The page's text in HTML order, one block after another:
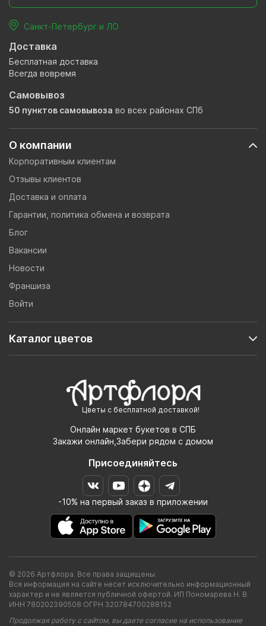
Цветы с бесплатной доставкой!
Онлайн маркет букетов в СПБ
Закажи онлайн,Забери рядом с домом
Присоединяйтесь
-10% на первый заказ в приложении
О компании
Корпоративным клиентам
Отзывы клиентов
Доставка и оплата
Гарантии, политика обмена и возврата
Блог
Вакансии
Новости
Франшиза
Войти
Каталог цветов
Санкт-Петербург и ЛО
Доставка
Бесплатная доставка
Всегда вовремя
Самовывоз
50 пунктов самовывоза во всех районах СПб
© 2026 Артфлора. Все права защищены.
Вся информация на сайте несет исключительно информационный
характер и не является публичной офертой. ИП Пономарева Н. В.
ИНН 780202390508 ОГРН 320784700288152
Продолжая работу с сайтом, вы даете согласие на использование